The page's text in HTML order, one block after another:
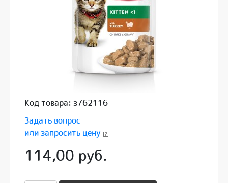
Код товара: з762116
Задать вопрос
или запросить цену
114,00 руб.